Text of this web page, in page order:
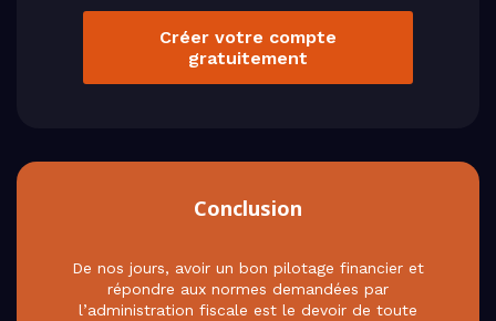
Créer votre compte
gratuitement
Conclusion
De nos jours, avoir un bon pilotage financier et
répondre aux normes demandées par
l’administration fiscale est le devoir de toute